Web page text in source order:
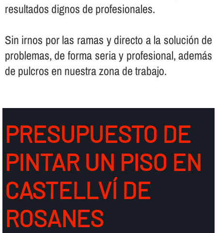
resultados dignos de profesionales.
Sin irnos por las ramas y directo a la solución de
problemas, de forma seria y profesional, además
de pulcros en nuestra zona de trabajo.
PRESUPUESTO DE
PINTAR UN PISO EN
CASTELLVÍ DE
ROSANES